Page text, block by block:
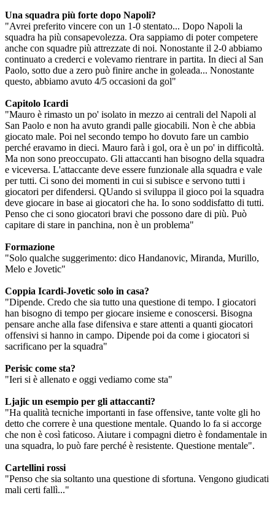
Una squadra più forte dopo Napoli?
"Avrei preferito vincere con un 1-0 stentato... Dopo Napoli la
squadra ha più consapevolezza. Ora sappiamo di poter competere
anche con squadre più attrezzate di noi. Nonostante il 2-0 abbiamo
continuato a crederci e volevamo rientrare in partita. In dieci al San
Paolo, sotto due a zero può finire anche in goleada... Nonostante
questo, abbiamo avuto 4/5 occasioni da gol"
Capitolo Icardi
"Mauro è rimasto un po' isolato in mezzo ai centrali del Napoli al
San Paolo e non ha avuto grandi palle giocabili. Non è che abbia
giocato male. Poi nel secondo tempo ho dovuto fare un cambio
perché eravamo in dieci. Mauro farà i gol, ora è un po' in difficoltà.
Ma non sono preoccupato. Gli attaccanti han bisogno della squadra
e viceversa. L'attaccante deve essere funzionale alla squadra e vale
per tutti. Ci sono dei momenti in cui si subisce e servono tutti i
giocatori per difendersi. QUando si sviluppa il gioco poi la squadra
deve giocare in base ai giocatori che ha. Io sono soddisfatto di tutti.
Penso che ci sono giocatori bravi che possono dare di più. Può
capitare di stare in panchina, non è un problema"
Formazione
"Solo qualche suggerimento: dico Handanovic, Miranda, Murillo,
Melo e Jovetic"
Coppia Icardi-Jovetic solo in casa?
"Dipende. Credo che sia tutto una questione di tempo. I giocatori
han bisogno di tempo per giocare insieme e conoscersi. Bisogna
pensare anche alla fase difensiva e stare attenti a quanti giocatori
offensivi si hanno in campo. Dipende poi da come i giocatori si
sacrificano per la squadra"
Perisic come sta?
"Ieri si è allenato e oggi vediamo come sta"
Ljajic un esempio per gli attaccanti?
"Ha qualità tecniche importanti in fase offensive, tante volte gli ho
detto che correre è una questione mentale. Quando lo fa si accorge
che non è così faticoso. Aiutare i compagni dietro è fondamentale in
una squadra, lo può fare perché è resistente. Questione mentale".
Cartellini rossi
"Penso che sia soltanto una questione di sfortuna. Vengono giudicati
mali certi fallì..."